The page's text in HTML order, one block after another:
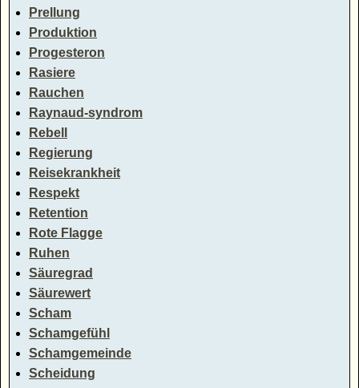
Prellung
Produktion
Progesteron
Rasiere
Rauchen
Raynaud-syndrom
Rebell
Regierung
Reisekrankheit
Respekt
Retention
Rote Flagge
Ruhen
Säuregrad
Säurewert
Scham
Schamgefühl
Schamgemeinde
Scheidung